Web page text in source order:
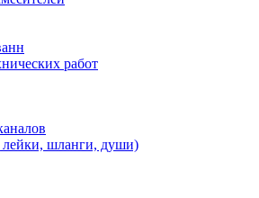
работ
шланги, души)